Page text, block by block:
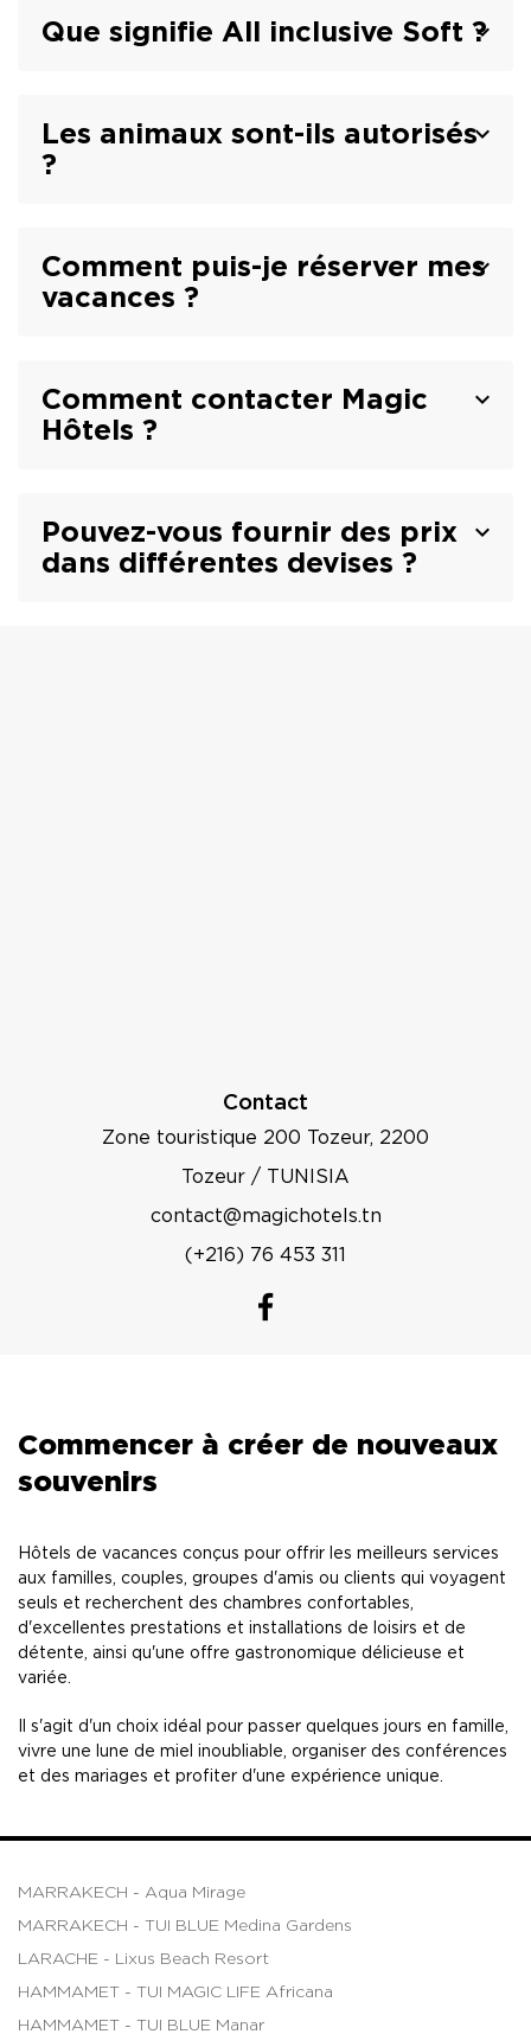
Que signifie All inclusive Soft ?
Les animaux sont-ils autorisés
?
Comment puis-je réserver mes
vacances ?
Comment contacter Magic
Hôtels ?
Pouvez-vous fournir des prix
dans différentes devises ?
Contact
Zone touristique 200 Tozeur, 2200
Tozeur / TUNISIA
contact@magichotels.tn
(+216) 76 453 311
Commencer à créer de nouveaux
souvenirs
Hôtels de vacances conçus pour offrir les meilleurs services
aux familles, couples, groupes d'amis ou clients qui voyagent
seuls et recherchent des chambres confortables,
d'excellentes prestations et installations de loisirs et de
détente, ainsi qu'une offre gastronomique délicieuse et
variée.
Il s'agit d'un choix idéal pour passer quelques jours en famille,
vivre une lune de miel inoubliable, organiser des conférences
et des mariages et profiter d'une expérience unique.
MARRAKECH - Aqua Mirage
MARRAKECH - TUI BLUE Medina Gardens
LARACHE - Lixus Beach Resort
HAMMAMET - TUI MAGIC LIFE Africana
HAMMAMET - TUI BLUE Manar